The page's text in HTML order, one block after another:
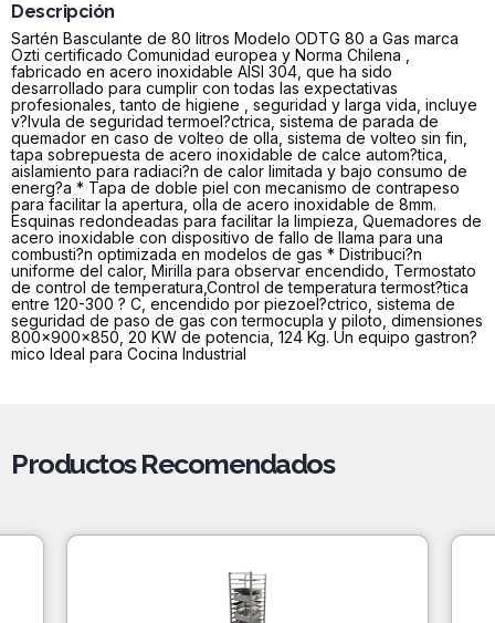
80
cantidad
Descripción
Sartén Basculante de 80 litros Modelo ODTG 80 a Gas marca
Ozti certificado Comunidad europea y Norma Chilena ,
fabricado en acero inoxidable AISI 304, que ha sido
desarrollado para cumplir con todas las expectativas
profesionales, tanto de higiene , seguridad y larga vida, incluye
v?lvula de seguridad termoel?ctrica, sistema de parada de
quemador en caso de volteo de olla, sistema de volteo sin fin,
tapa sobrepuesta de acero inoxidable de calce autom?tica,
aislamiento para radiaci?n de calor limitada y bajo consumo de
energ?a * Tapa de doble piel con mecanismo de contrapeso
para facilitar la apertura, olla de acero inoxidable de 8mm.
Esquinas redondeadas para facilitar la limpieza, Quemadores de
acero inoxidable con dispositivo de fallo de llama para una
combusti?n optimizada en modelos de gas * Distribuci?n
uniforme del calor, Mirilla para observar encendido, Termostato
de control de temperatura,Control de temperatura termost?tica
entre 120-300 ? C, encendido por piezoel?ctrico, sistema de
seguridad de paso de gas con termocupla y piloto, dimensiones
800x900x850, 20 KW de potencia, 124 Kg. Un equipo gastron?
mico Ideal para Cocina Industrial
Productos Recomendados